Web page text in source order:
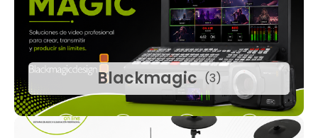
Blackmagic (3)